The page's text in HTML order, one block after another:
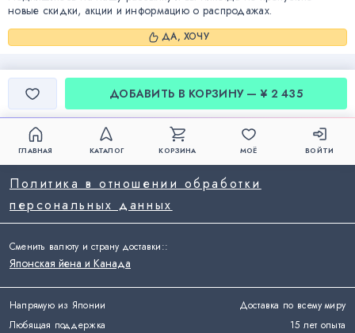
новые скидки, акции и информацию о распродажах.
ДА, ХОЧУ
ДОБАВИТЬ В КОРЗИНУ — ¥ 2 435
ГЛАВНАЯ КАТАЛОГ КОРЗИНА МОЁ ВОЙТИ
Напрямую из Японии
Доставка по всему миру
Любящая поддержка
15 лет опыта
Политика в отношении обработки
персональных данных
Сменить валюту и страну доставки::
Японская йена и Канада